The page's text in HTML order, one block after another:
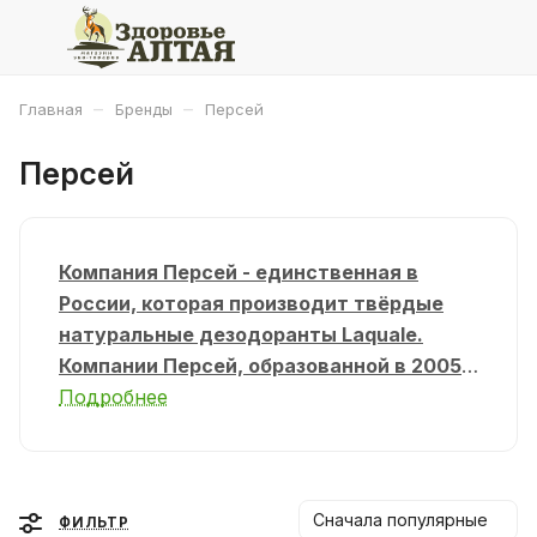
Главная – Бренды – Персей
Персей
Компания Персей - единственная в
России, которая производит твёрдые
натуральные дезодоранты Laquale.
Компании Персей, образованной в 2005
году, удалось восстановить технологию
Подробнее
ФИЛЬТР Сначала популярные